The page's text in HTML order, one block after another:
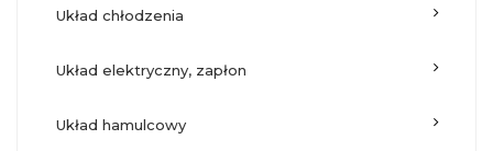
układ chłodzenia
układ elektryczny, zapłon
układ hamulcowy